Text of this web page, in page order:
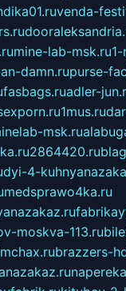
venda-
mine-lab-msk.ru
damn.rupurse-
fasbags.ruadler-
1mus.ru
msk.ru
2864420.ru
4-
medsprawo4ka.ru
moskva-113.ru
brazzers-